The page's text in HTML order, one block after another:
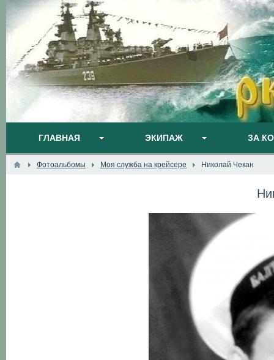
ГЛАВНАЯ ЭКИПАЖ ЗА
Фотоальбомы Моя служба на крейсере Николай Чекан